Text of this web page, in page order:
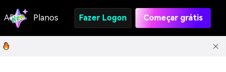
API Planos Fazer Logon Começar grátis